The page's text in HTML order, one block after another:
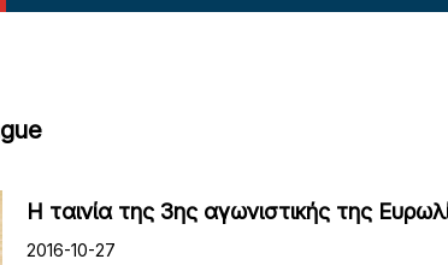
Η ταινία της 3ης αγωνιστικής της
2016-10-27